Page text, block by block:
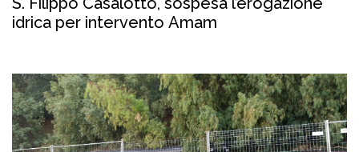
idrica per intervento Amam